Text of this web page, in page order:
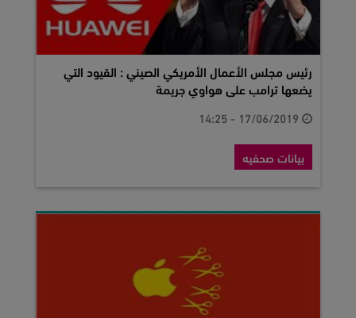
رئيس مجلس الأعمال الأمريكي الصيني : القيود التي
يضعها ترامب على هواوي جريمة
بيانات صحفيه